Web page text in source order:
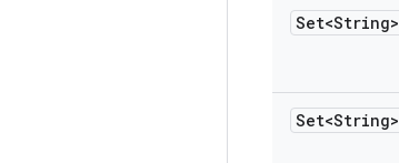
Set<String>
Set<String>